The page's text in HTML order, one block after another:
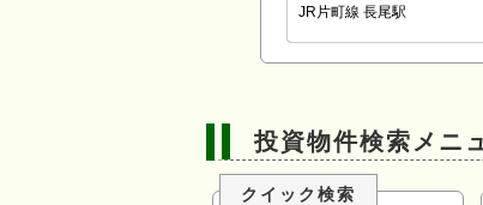
JR片町線 長尾駅
投資物件検索メニ
クイック検索